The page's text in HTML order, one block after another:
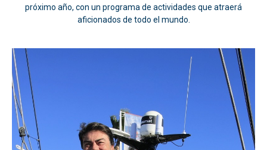
próximo año, con un programa de actividades que atraerá
aficionados de todo el mundo.